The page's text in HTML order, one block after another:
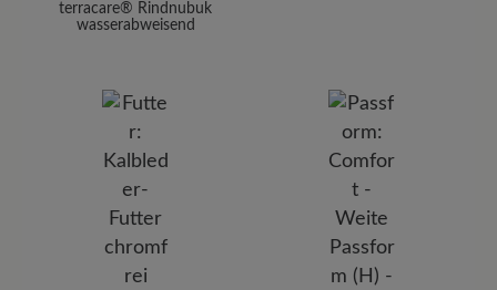
terracare® Rindnubuk
wasserabweisend